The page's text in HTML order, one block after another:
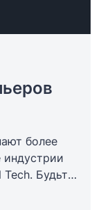
более
индустрии
Будьте